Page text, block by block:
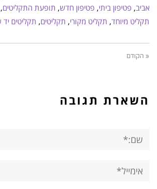
אביב, פטיפון ביתי, פטיפון חדש, תופעת התקליטים,
תקליט מיוחד, תקליט מקורי, תקליטים, תקליטים יד
« הקודם
השארת תגובה
אימייל*